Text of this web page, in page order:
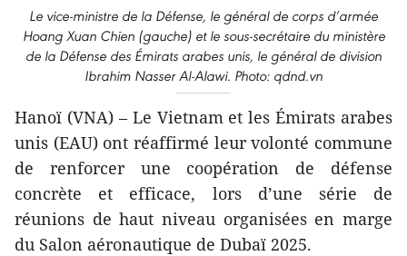
Le vice-ministre de la Défense, le général de corps d’armée
Hoang Xuan Chien (gauche) et le sous-secrétaire du ministère
de la Défense des Émirats arabes unis, le général de division
Ibrahim Nasser Al-Alawi. Photo: qdnd.vn
Hanoï (VNA) – Le Vietnam et les Émirats arabes
unis (EAU) ont réaffirmé leur volonté commune
de renforcer une coopération de défense
concrète et efficace, lors d’une série de
réunions de haut niveau organisées en marge
du Salon aéronautique de Dubaï 2025.